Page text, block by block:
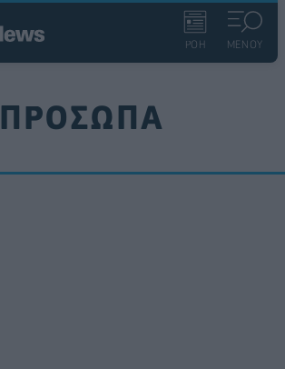
ΡΟΗ ΜΕΝΟΥ
ΠΡΟΣΩΠΑ